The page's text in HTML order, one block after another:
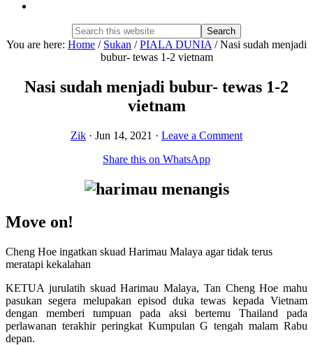
Search
this
website
Hide
Search
You are here: Home / Sukan / PIALA DUNIA /Nasi sudah menjadi
bubur- tewas 1-2 vietnam
Nasi sudah menjadi bubur- tewas 1-2
vietnam
Zik · Jun 14, 2021 · Leave a Comment
Share this on WhatsApp
Move on!
Cheng Hoe ingatkan skuad Harimau Malaya agar tidak terus
meratapi kekalahan
KETUA jurulatih skuad Harimau Malaya, Tan Cheng Hoe mahu
pasukan segera melupakan episod duka tewas kepada Vietnam
dengan memberi tumpuan pada aksi bertemu Thailand pada
perlawanan terakhir peringkat Kumpulan G tengah malam Rabu
depan.